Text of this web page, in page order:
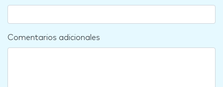
Comentarios adicionales